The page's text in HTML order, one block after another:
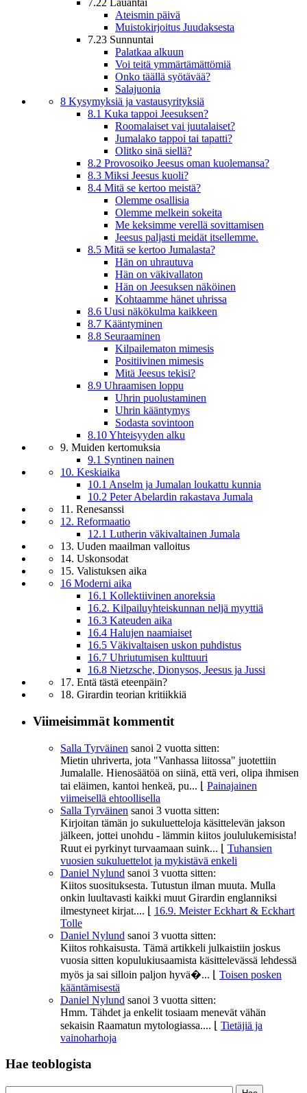
7.22 Lauantai
Ateismin päivä
Muistokirjoitus Juudaksesta
7.23 Sunnuntai
Palatkaa alkuun
Voi teitä ymmärtämättömiä
Onko täällä syötävää?
Salajuonia
8 Kysymyksiä ja vastausyrityksiä
8.1 Kuka tappoi Jeesuksen?
Roomalaiset vai juutalaiset?
Jumalako tappoi tai tapatti?
Olitko sinä siellä?
8.2 Provosoiko Jeesus oman kuolemansa?
8.3 Miksi Jeesus kuoli?
8.4 Mitä se kertoo meistä?
Olemme osallisia
Olemme melkein sokeita
Me keksimme verellä sovittamisen
Jeesus paljasti meidät itsellemme.
8.5 Mitä se kertoo Jumalasta?
Hän on uhrautuva
Hän on väkivallaton
Hän on Jeesuksen näköinen
Kohtaamme hänet uhrissa
8.6 Uusi näkökulma kaikkeen
8.7 Kääntyminen
8.8 Seuraaminen
Kilpailematon mimesis
Positiivinen mimesis
Mitä Jeesus tekisi?
8.9 Uhraamisen loppu
Uhrin puolustaminen
Uhrin kääntymys
Sodasta sovintoon
8.10 Yhteisyyden alku
9. Muiden kertomuksia
9.1 Syntinen nainen
10. Keskiaika
10.1 Anselm ja Jumalan loukattu kunnia
10.2 Peter Abelardin rakastava Jumala
11. Renesanssi
12. Reformaatio
12.1 Lutherin väkivaltainen Jumala
13. Uuden maailman valloitus
14. Uskonsodat
15. Valistuksen aika
16 Moderni aika
16.1 Kollektiivinen anoreksia
16.2. Kilpailuyhteiskunnan neljä myyttiä
16.3 Kateuden aika
16.4 Halujen naamiaiset
16.5 Väkivaltaisen uskon puhdistus
16.7 Uhriutumisen kulttuuri
16.8 Nietzsche, Dionysos, Jeesus ja Jussi
17. Entä tästä eteenpäin?
18. Girardin teorian kritiikkiä
Viimeisimmät kommentit
Salla Tyrväinen sanoi 2 vuotta sitten:
Mietin uhriverta, jota "Vanhassa liitossa" juotettiin
Jumalalle. Hienosäätöä on siinä, että veri, olipa ihmisen
tai eläimen, kantoi henkeä, pu...
Painajainen
viimeisellä ehtoollisella
Salla Tyrväinen sanoi 3 vuotta sitten:
Kirjoitan tämän jo sukuluetteloja käsittelevän jakson
jälkeen, jottei unohdu - lämmin kiitos joululukemisista!
Ruut ei pyrkinyt turvaamaan suink...
Tuhansien
vuosien sukuluettelot ja mykistävä enkeli
Daniel Nylund sanoi 3 vuotta sitten:
Kiitos suosituksesta. Tutustun ilman muuta. Mulla
onkin luultavasti kaikki muut Girardin englanniksi
ilmestyneet kirjat....
16.9. Meister Eckhart & Eckhart
Tolle
Daniel Nylund sanoi 3 vuotta sitten:
Kiitos rohkaisusta. Tämä artikkeli julkaistiin joskus
vuosia sitten kopulukiusaamista käsittelevässä lehdessä
myös ja sai silloin paljon hyvä�...
Toisen posken
kääntämisestä
Daniel Nylund sanoi 3 vuotta sitten:
Hmm. Tähdet ja enkelit tosiaam menevät vähän
sekaisin Raamatun mytologiassa....
Tietäjiä ja
vainoharhoja
Hae teoblogista